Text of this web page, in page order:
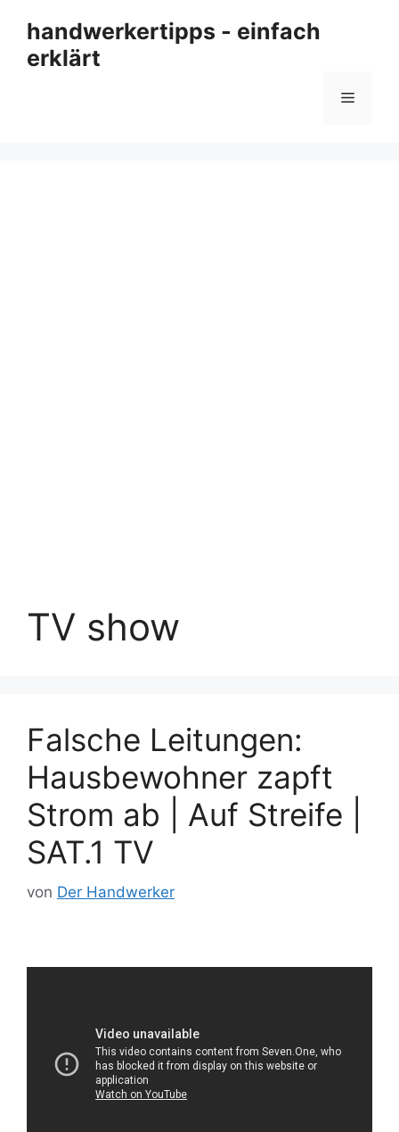
Inhalt
springen
handwerkertipps - einfach
erklärt
Menü
TV show
Falsche Leitungen:
Hausbewohner zapft
Strom ab | Auf Streife |
SAT.1 TV
von Der Handwerker